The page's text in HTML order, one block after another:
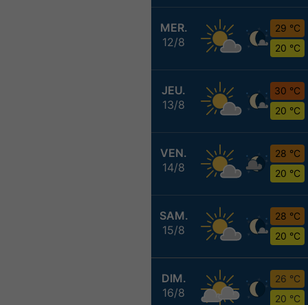
MER.
12/8
29 °C
20 °C
JEU.
13/8
30 °C
20 °C
VEN.
14/8
28 °C
20 °C
SAM.
15/8
28 °C
20 °C
DIM.
16/8
26 °C
20 °C